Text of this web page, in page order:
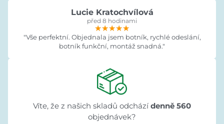
Lucie Kratochvílová
před 8 hodinami
★★★★★
★★★★★
★★★★★
"Vše perfektní. Objednala jsem botník, rychlé odeslání,
botník funkční, montáž snadná."
Víte, že z našich skladů odchází denně 560
objednávek?